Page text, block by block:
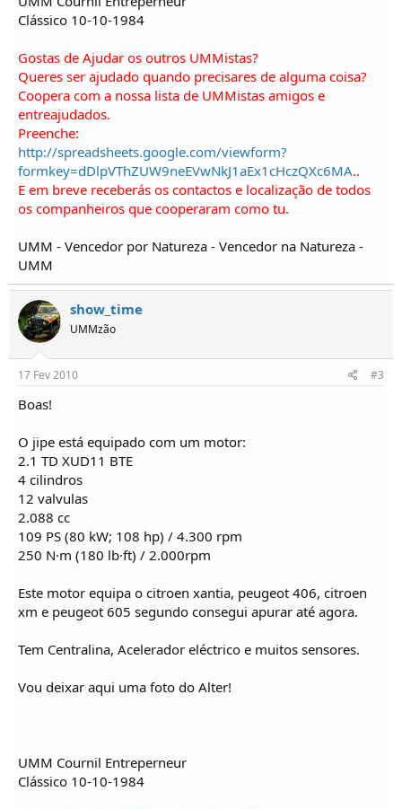
Clássico 10-10-1984
Gostas de Ajudar os outros UMMistas?
Queres ser ajudado quando precisares de alguma coisa?
Coopera com a nossa lista de UMMistas amigos e
entreajudados.
Preenche:
http://spreadsheets.google.com/viewform?
formkey=dDlpVThZUW9neEVwNkJ1aEx1cHczQXc6MA..
E em breve receberás os contactos e localização de todos
os companheiros que cooperaram como tu.
UMM - Vencedor por Natureza - Vencedor na Natureza -
UMM
show_time
UMMzão
17 Fev 2010 #3
Boas!
O jipe está equipado com um motor:
2.1 TD XUD11 BTE
4 cilindros
12 valvulas
2.088 cc
109 PS (80 kW; 108 hp) / 4.300 rpm
250 N·m (180 lb·ft) / 2.000rpm
Este motor equipa o citroen xantia, peugeot 406, citroen
xm e peugeot 605 segundo consegui apurar até agora.
Tem Centralina, Acelerador eléctrico e muitos sensores.
Vou deixar aqui uma foto do Alter!
UMM Cournil Entreperneur
Clássico 10-10-1984